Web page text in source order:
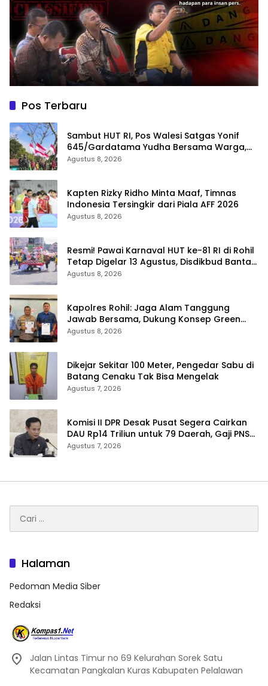
Pos Terbaru
Sambut HUT RI, Pos Walesi Satgas Yonif
645/Gardatama Yudha Bersama Warga,
Kibarkan Merah Putih di Bukit Walesi
Agustus 8, 2026
Kapten Rizky Ridho Minta Maaf, Timnas
Indonesia Tersingkir dari Piala AFF 2026
Agustus 8, 2026
Resmi! Pawai Karnaval HUT ke-81 RI di Rohil
Tetap Digelar 13 Agustus, Disdikbud Bantah
Hoaks Batal
Agustus 8, 2026
Kapolres Rohil: Jaga Alam Tanggung
Jawab Bersama, Dukung Konsep Green
Policing
Agustus 8, 2026
Dikejar Sekitar 100 Meter, Pengedar Sabu di
Agustus 7, 2026
Komisi II DPR Desak Pusat Segera Cairkan
DAU Rp14 Triliun untuk 79 Daerah, Gaji PNS
Terancam Telat
Agustus 7, 2026
untuk:
Halaman
Pedoman Media Siber
Redaksi
Jalan Lintas Timur no 69 Kelurahan Sorek Satu
Kecamatan Pangkalan Kuras Kabupaten Pelalawan